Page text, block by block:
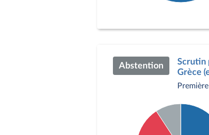
Contre : 195
Abstention
Scrutin
Grèce